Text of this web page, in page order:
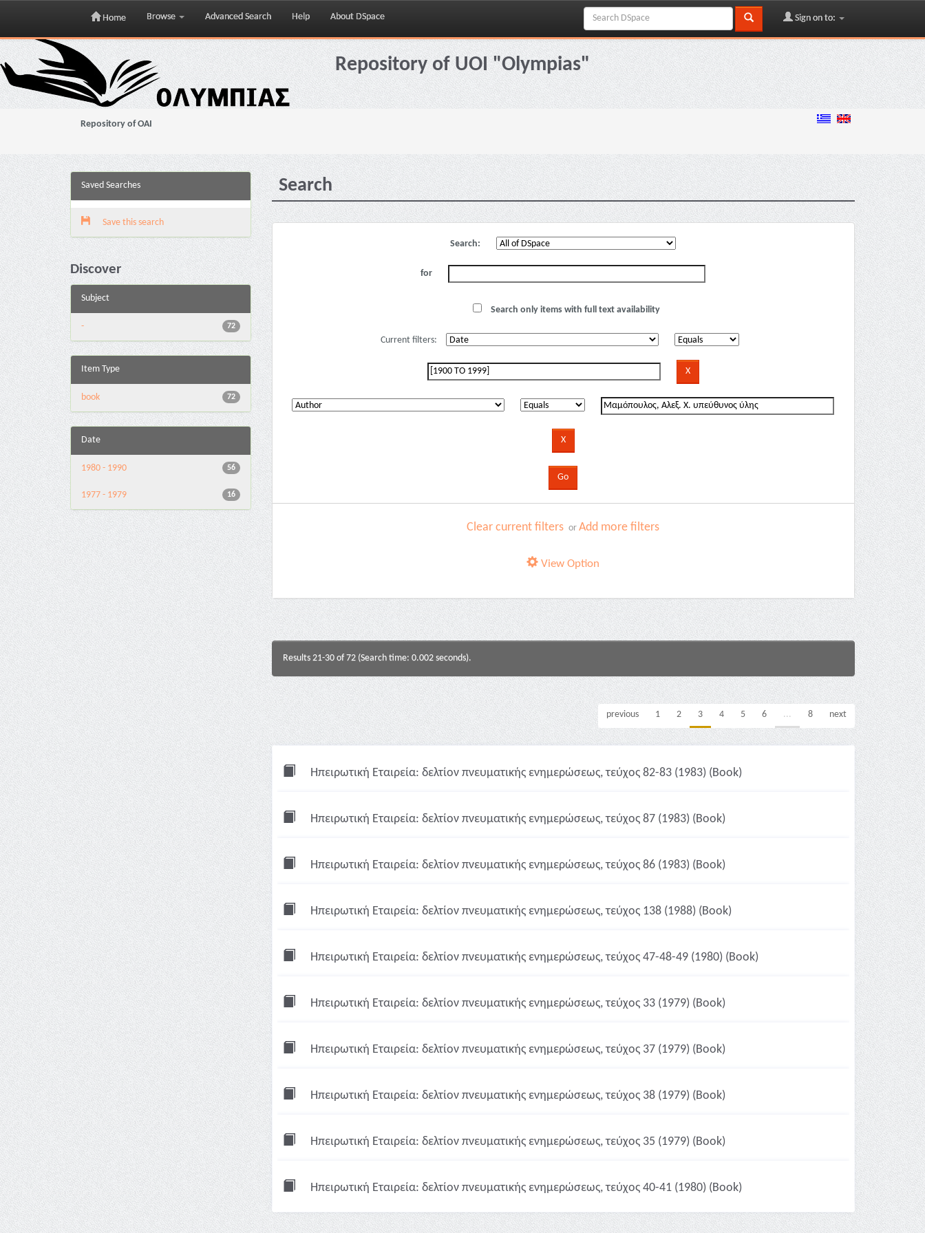
Skip
navigation
Home Browse Advanced Search Help About DSpace Sign on to:
Repository of UOI "Olympias"
Repository of OAI
Saved Searches
Save this search
Discover
Subject
72
-
Item Type
72
book
Date
56
1980 - 1990
16
1977 - 1979
Search
Search:
for
Search only items with full text availability
Current filters:
Clear current filters orAdd more filters
View Option
Results 21-30 of 72 (Search time: 0.002 seconds).
previous 1 2 3 4 5 6 ... 8 next
Ηπειρωτική Εταιρεία: δελτίον πνευματικής ενημερώσεως, τεύχος 82-83 (1983) (Book)
Ηπειρωτική Εταιρεία: δελτίον πνευματικής ενημερώσεως, τεύχος 87 (1983) (Book)
Ηπειρωτική Εταιρεία: δελτίον πνευματικής ενημερώσεως, τεύχος 86 (1983) (Book)
Ηπειρωτική Εταιρεία: δελτίον πνευματικής ενημερώσεως, τεύχος 138 (1988) (Book)
Ηπειρωτική Εταιρεία: δελτίον πνευματικής ενημερώσεως, τεύχος 47-48-49 (1980) (Book)
Ηπειρωτική Εταιρεία: δελτίον πνευματικής ενημερώσεως, τεύχος 33 (1979) (Book)
Ηπειρωτική Εταιρεία: δελτίον πνευματικής ενημερώσεως, τεύχος 37 (1979) (Book)
Ηπειρωτική Εταιρεία: δελτίον πνευματικής ενημερώσεως, τεύχος 38 (1979) (Book)
Ηπειρωτική Εταιρεία: δελτίον πνευματικής ενημερώσεως, τεύχος 35 (1979) (Book)
Ηπειρωτική Εταιρεία: δελτίον πνευματικής ενημερώσεως, τεύχος 40-41 (1980) (Book)